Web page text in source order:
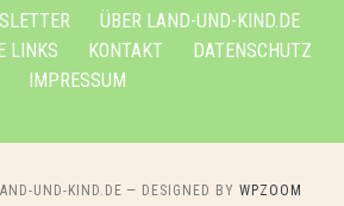
ÜBER LAND-UND-KIND.DE
LINKS
KONTAKT
DATENSCHUTZ
IMPRESSUM
UND-KIND.DE — DESIGNED BY WPZOOM